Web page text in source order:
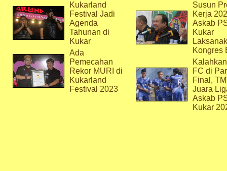
Kukarland
Festival Jadi
Agenda
Tahunan di
Kukar
Ada
Pemecahan
Rekor MURI di
Kukarland
Festival 2023
Susun
Kerja
Askab
Kukar
Kongres
FC di
Final,
Juara
Askab
Kukar